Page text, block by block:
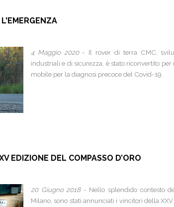
4 Maggio 2020- Il rover di terra CMC,
industriali e di sicurezza, è stato riconvertito
mobile per la diagnosi precoce del Covid-19.
EDIZIONE DEL COMPASSO D’ORO
20 Giugno 2018- Nello splendido contesto
Milano, sono stati annunciati i vincitori della